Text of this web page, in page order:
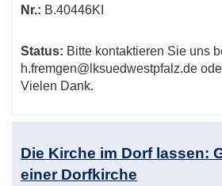
Nr.: B.40446KI
Status: Bitte kontaktieren Sie uns
h.fremgen@lksuedwestpfalz.de
Vielen Dank.
Die Kirche im Dorf lassen:
einer Dorfkirche